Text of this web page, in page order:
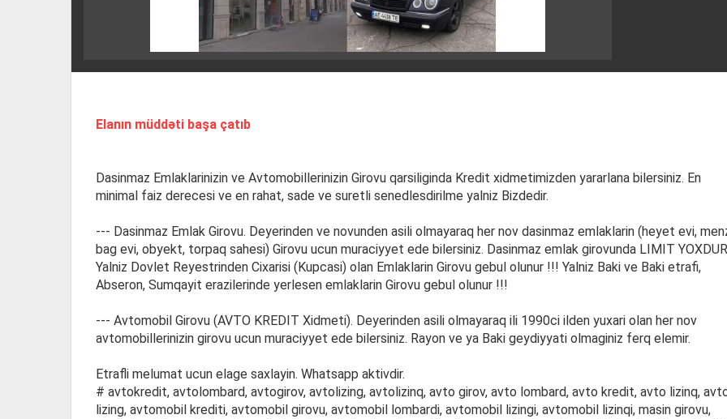
Elanın müddəti başa çatıb
Dasinmaz Emlaklarinizin ve Avtomobillerinizin Girovu qarsiliginda Kredit xidmetimizden yararlana bilersiniz. En
minimal faiz derecesi ve en rahat, sade ve suretli senedlesdirilme yalniz Bizdedir.
--- Dasinmaz Emlak Girovu. Deyerinden ve novunden asili olmayaraq her nov dasinmaz emlaklarin (heyet evi,
bag evi, obyekt, torpaq sahesi) Girovu ucun muraciyyet ede bilersiniz. Dasinmaz emlak girovunda LIMIT
Yalniz Dovlet Reyestrinden Cixarisi (Kupcasi) olan Emlaklarin Girovu gebul olunur !!! Yalniz Baki ve Baki etrafi,
Abseron, Sumqayit erazilerinde yerlesen emlaklarin Girovu gebul olunur !!!
--- Avtomobil Girovu (AVTO KREDIT Xidmeti). Deyerinden asili olmayaraq ili 1990ci ilden yuxari olan her nov
avtomobillerinizin girovu ucun muraciyyet ede bilersiniz. Rayon ve ya Baki geydiyyati olmaginiz ferq elemir.
Etrafli melumat ucun elage saxlayin. Whatsapp aktivdir.
# avtokredit, avtolombard, avtogirov, avtolizing, avtolizinq, avto girov, avto lombard, avto kredit, avto lizinq,
lizing, avtomobil krediti, avtomobil girovu, avtomobil lombardi, avtomobil lizingi, avtomobil lizinqi, masin girovu,